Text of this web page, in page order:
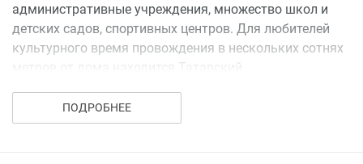
административные учреждения, множество школ и
детских садов, спортивных центров. Для любителей
культурного время провождения в нескольких сотнях
метров от дома находится Татарский
жилого комплекса неподалеку доступны различные
рестораны и кафе.
ПОДРОБНЕЕ